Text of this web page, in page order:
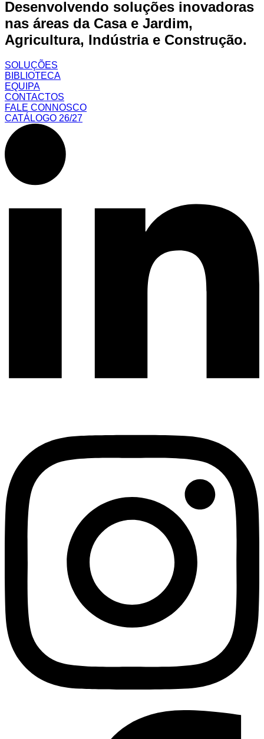
Desenvolvendo soluções inovadoras
nas áreas da Casa e Jardim,
Agricultura, Indústria e Construção.
SOLUÇÕES
BIBLIOTECA
EQUIPA
CONTACTOS
FALE CONNOSCO
CATÁLOGO 26/27